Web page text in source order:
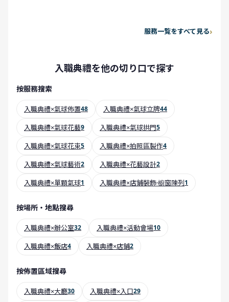
服務一覧をすべて見る
入職典禮を他の切り口で探す
按服務搜索
入職典禮×氣球佈置48 入職典禮×氣球立牌44
入職典禮×氣球花藝9 入職典禮×氣球拱門5
入職典禮×氣球花束5 入職典禮×拍照區製作4
入職典禮×氣球藝術2 入職典禮×花藝設計2
入職典禮×單顆氣球1 入職典禮×店鋪裝飾·櫥窗陳列 1
按場所・地點搜尋
入職典禮×辦公室32 入職典禮×活動會場10
入職典禮×飯店4 入職典禮×店鋪2
按佈置區域搜尋
入職典禮×大廳30 入職典禮×入口29